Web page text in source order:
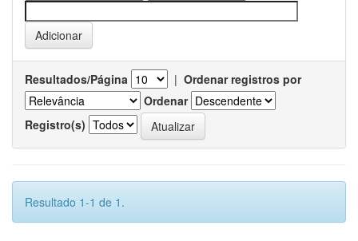
Resultados/Página | Ordenar registros por
Ordenar
Registro(s)
Resultado 1-1 de 1.